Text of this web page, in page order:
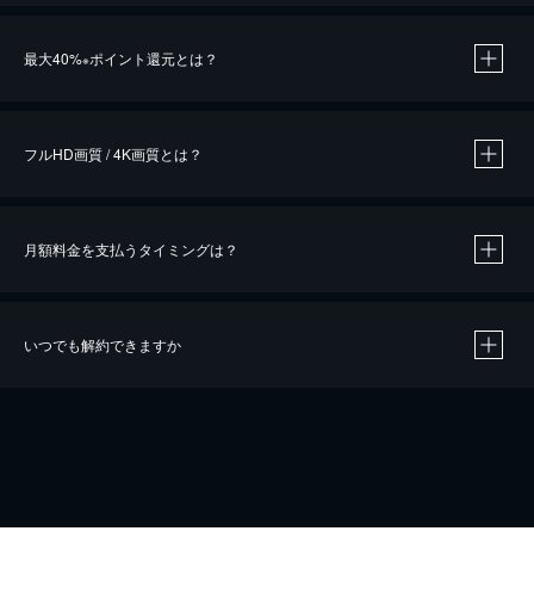
最大40%※ポイント還元とは？
※40％ポイント還元の対象は、クレジットカード決済による作品の購入 / レンタルです。
iOSアプリのUコイン決済による作品の購入 / レンタルは、20％のポイント還元です。
フルHD画質 / 4K画質とは？
月額料金を支払うタイミングは？
いつでも解約できますか